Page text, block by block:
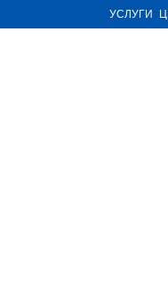
УСЛУГИ